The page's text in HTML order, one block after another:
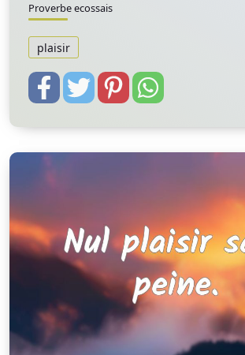
Proverbe ecossais
plaisir